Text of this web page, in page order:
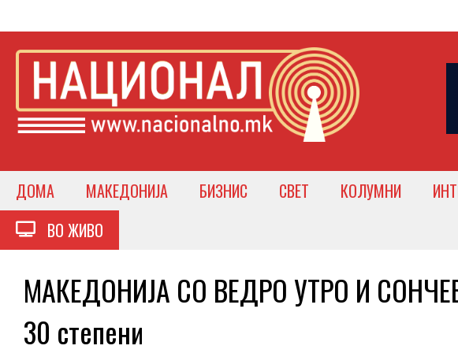
ДОМА МАКЕДОНИЈА БИЗНИС СВЕТ КОЛУМНИ
ВО ЖИВО
МАКЕДОНИЈА СО ВЕДРО УТРО И
30 степени